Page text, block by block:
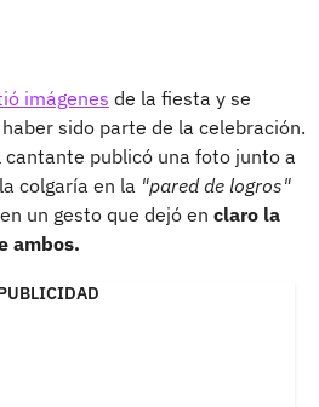
imágenes de la fiesta y se
sido parte de la celebración.
cantante publicó una foto junto a
colgaría en la "pared de logros"
un gesto que dejó en claro la
ambos.